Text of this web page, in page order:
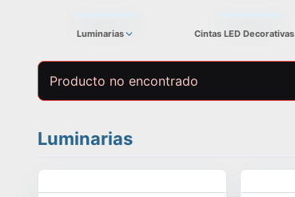
Luminarias Cintas LED Decorativas
Producto no encontrado
Luminarias